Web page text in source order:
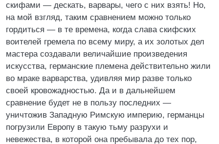
скифами — дескать, варвары, чего с них взять! Но,
на мой взгляд, таким сравнением можно только
гордиться — в те времена, когда слава скифских
воителей гремела по всему миру, а их золотых дел
мастера создавали величайшие произведения
искусства, германские племена действительно жили
во мраке варварства, удивляя мир разве только
своей кровожадностью. Да и в дальнейшем
сравнение будет не в пользу последних —
уничтожив Западную Римскую империю, германцы
погрузили Европу в такую тьму разрухи и
невежества, в которой она пребывала до тех пор,